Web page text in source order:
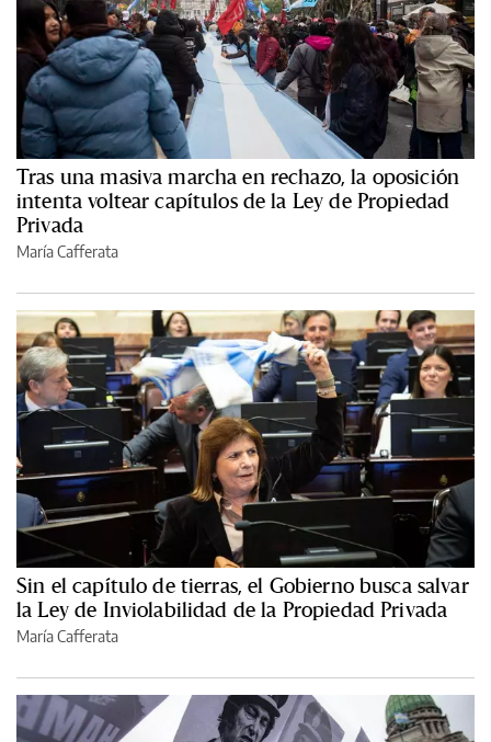
Tras una masiva marcha en rechazo, la oposición
intenta voltear capítulos de la Ley de Propiedad
Privada
María Cafferata
Sin el capítulo de tierras, el Gobierno busca salvar
la Ley de Inviolabilidad de la Propiedad Privada
María Cafferata